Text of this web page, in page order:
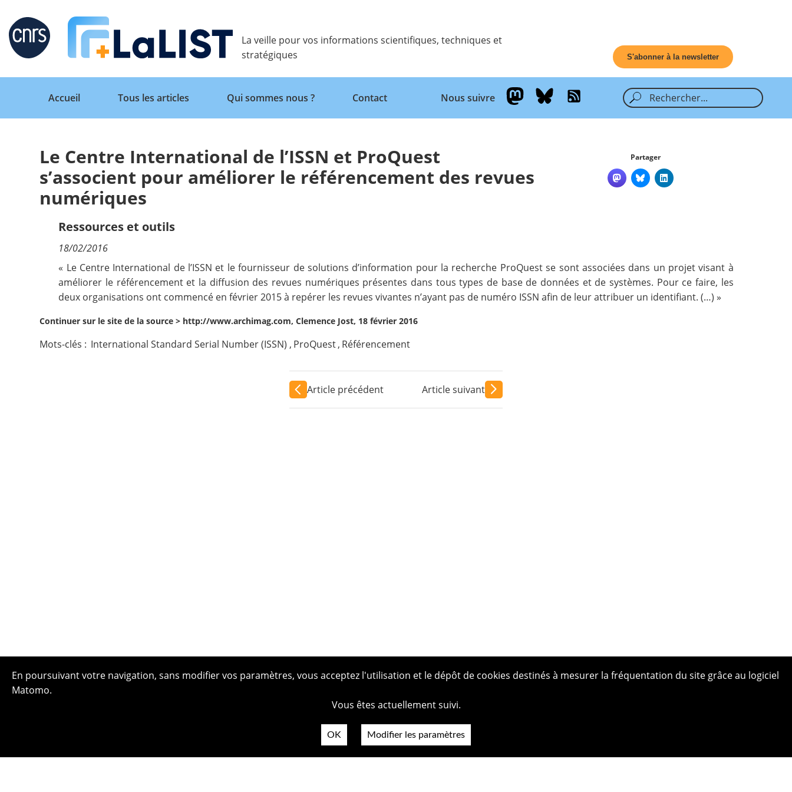
Retour
Accueil
Tous les articles
Qui sommes nous ?
Nous suivre
La veille pour vos informations scientifiques, techniques et
stratégiques
S'abonner à la newsletter
Retour
Accueil
Tous les articles Qui sommes nous ? Contact Nous suivre
Le Centre International de l’ISSN et ProQuest
s’associent pour améliorer le référencement des revues
numériques
Partager
Ressources et outils
18/02/2016
« Le Centre International de l’ISSN et le fournisseur de solutions d’information pour la recherche ProQuestse sont associées dans un projet visant à
améliorer le référencement et la diffusion des revues numériques présentes dans tous types de base de données et de systèmes. Pour ce faire, les
deux organisations ont commencé en février 2015 à repérer les revues vivantes n’ayant pas de numéro ISSN afin de leur attribuer un identifiant. (…) »
Continuer sur le site de la source > http://www.archimag.com, Clemence Jost, 18 février 2016
Mots-clés : International Standard Serial Number (ISSN) , ProQuest, Référencement
Article précédent Article suivant
En poursuivant votre navigation, sans modifier vos paramètres, vous acceptez l'utilisation et le dépôt de cookies destinés à mesurer la fréquentation du site grâce au logiciel
Matomo.
Vous êtes actuellement suivi.
OK Modifier les paramètres